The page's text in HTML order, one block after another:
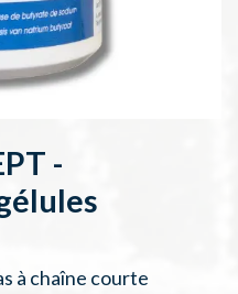
-
à chaîne courte